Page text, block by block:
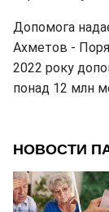
Допомога
Ахметов -
2022 року
понад 12 млн